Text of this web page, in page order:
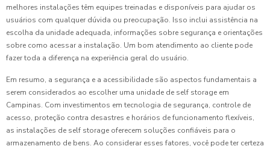
melhores instalações têm equipes treinadas e disponíveis para ajudar os
usuários com qualquer dúvida ou preocupação. Isso inclui assistência na
escolha da unidade adequada, informações sobre segurança e orientações
sobre como acessar a instalação. Um bom atendimento ao cliente pode
fazer toda a diferença na experiência geral do usuário.
Em resumo, a segurança e a acessibilidade são aspectos fundamentais a
serem considerados ao escolher uma unidade de self storage em
Campinas. Com investimentos em tecnologia de segurança, controle de
acesso, proteção contra desastres e horários de funcionamento flexíveis,
as instalações de self storage oferecem soluções confiáveis para o
armazenamento de bens. Ao considerar esses fatores, você pode ter certeza